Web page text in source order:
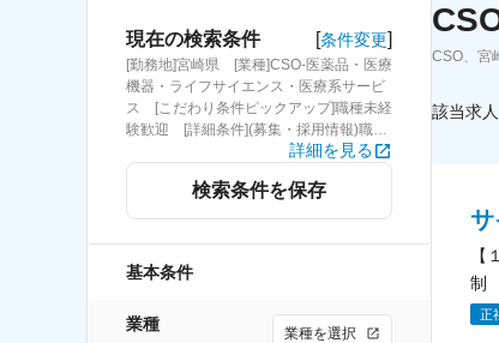
求人特集から探す
ス
現在の検索条件 [条件変更]
[勤務地]宮崎県 [業種]CSO-医薬品・医療
機器・ライフサイエンス・医療系サービ
ス [こだわり条件ピックアップ]職種未経
験歓迎 [詳細条件](募集・採用情報)職種
詳細を見る
検索条件を保存
基本条件
業種 業種を選択
CSO、宮
該当求
サ
制
正